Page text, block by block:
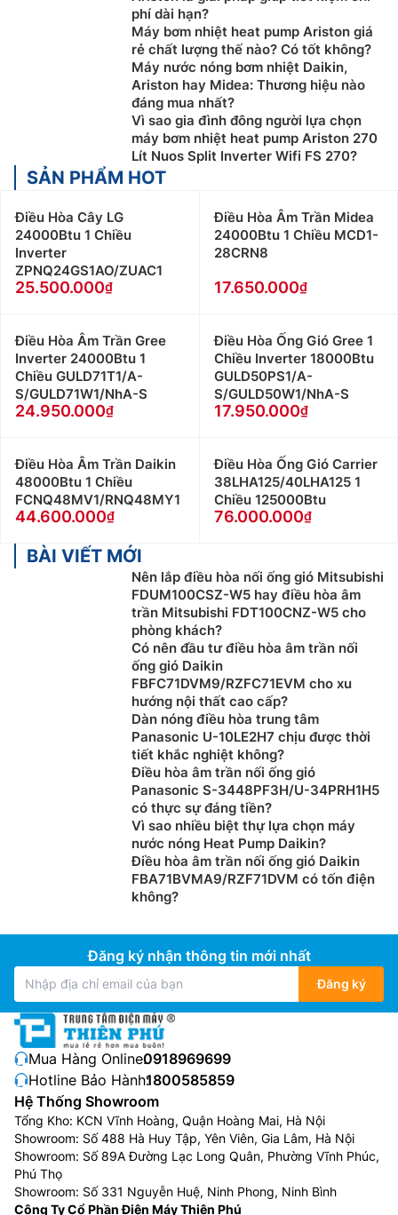
phí dài hạn?
Máy bơm nhiệt heat pump Ariston giá
rẻ chất lượng thế nào? Có tốt không?
Máy nước nóng bơm nhiệt Daikin,
Ariston hay Midea: Thương hiệu nào
đáng mua nhất?
Vì sao gia đình đông người lựa chọn
máy bơm nhiệt heat pump Ariston 270
Lít Nuos Split Inverter Wifi FS 270?
SẢN PHẨM HOT
Điều Hòa Cây LG
24000Btu 1 Chiều
Inverter
ZPNQ24GS1AO/ZUAC1
25.500.000
Điều Hòa Âm Trần Midea
24000Btu 1 Chiều MCD1-
28CRN8
17.650.000
Điều Hòa Âm Trần Gree
Inverter 24000Btu 1
Chiều GULD71T1/A-
S/GULD71W1/NhA-S
24.950.000
Điều Hòa Ống Gió Gree 1
Chiều Inverter 18000Btu
GULD50PS1/A-
S/GULD50W1/NhA-S
17.950.000
Điều Hòa Âm Trần Daikin
48000Btu 1 Chiều
FCNQ48MV1/RNQ48MY1
44.600.000
Điều Hòa Ống Gió Carrier
38LHA125/40LHA125 1
Chiều 125000Btu
76.000.000
BÀI VIẾT MỚI
Nên lắp điều hòa nối ống gió Mitsubishi
FDUM100CSZ-W5 hay điều hòa âm
trần Mitsubishi FDT100CNZ-W5 cho
phòng khách?
Có nên đầu tư điều hòa âm trần nối
ống gió Daikin
FBFC71DVM9/RZFC71EVM cho xu
hướng nội thất cao cấp?
Dàn nóng điều hòa trung tâm
Panasonic U-10LE2H7 chịu được thời
tiết khắc nghiệt không?
Điều hòa âm trần nối ống gió
Panasonic S-3448PF3H/U-34PRH1H5
có thực sự đáng tiền?
Vì sao nhiều biệt thự lựa chọn máy
nước nóng Heat Pump Daikin?
Điều hòa âm trần nối ống gió Daikin
FBA71BVMA9/RZF71DVM có tốn điện
không?
Đăng ký nhận thông tin mới nhất
Đăng ký
Mua Hàng Online:0918969699
Hotline Bảo Hành:1800585859
Hệ Thống Showroom
Tổng Kho: KCN Vĩnh Hoàng, Quận Hoàng Mai, Hà Nội
Showroom: Số 488 Hà Huy Tập, Yên Viên, Gia Lâm, Hà Nội
Showroom: Số 89A Đường Lạc Long Quân, Phường Vĩnh Phúc,
Phú Thọ
Showroom: Số 331 Nguyễn Huệ, Ninh Phong, Ninh Bình
Công Ty Cổ Phần Điện Máy Thiên Phú